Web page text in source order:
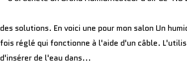
des solutions. En voici une pour mon salon Un
fois réglé qui fonctionne à l'aide d'un câble.
d'insérer de l'eau dans...